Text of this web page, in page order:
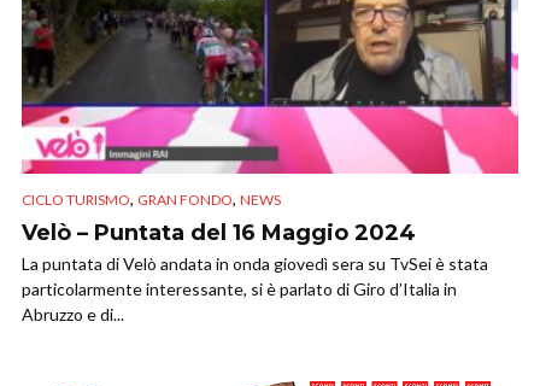
CICLO TURISMO, GRAN FONDO, NEWS
Velò – Puntata del 16 Maggio 2024
La puntata di Velò andata in onda giovedì sera su TvSei è stata
particolarmente interessante, si è parlato di Giro d’Italia in
Abruzzo e di...